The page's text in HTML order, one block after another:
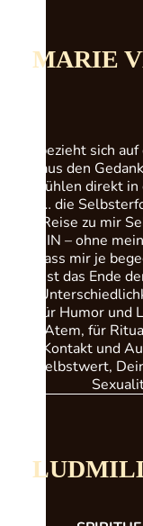
MARIE
bezieht sich
aus den
Fühlen direkt
… die
Reise zu mir
BIN – ohne
dass mir je
ist das Ende
für Humor und
Atem, für
Kontakt und
Selbstwert,